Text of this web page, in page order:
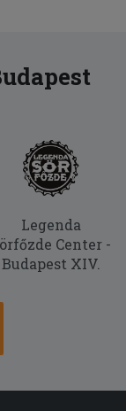
Legenda
Center -
Budapest XIV.